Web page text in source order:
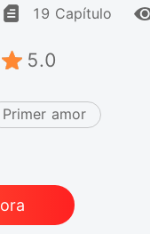
19 Capítulo
5.0
Primer amor